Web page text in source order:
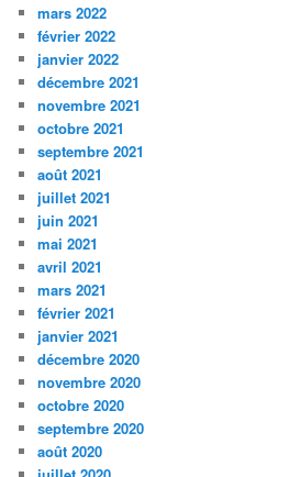
mars 2022
février 2022
janvier 2022
décembre 2021
novembre 2021
octobre 2021
septembre 2021
août 2021
juillet 2021
juin 2021
mai 2021
avril 2021
mars 2021
février 2021
janvier 2021
décembre 2020
novembre 2020
octobre 2020
septembre 2020
août 2020